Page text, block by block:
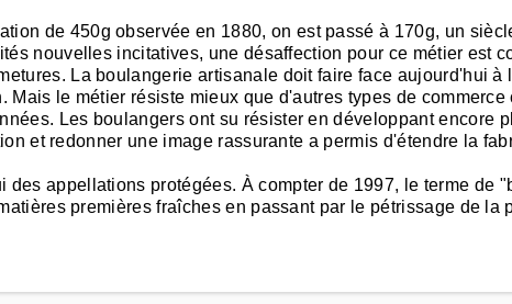
de 450g observée en 1880, on est passé à 170g, un
nouvelles incitatives, une désaffection pour ce métier est
La boulangerie artisanale doit faire face aujourd'hui
Mais le métier résiste mieux que d'autres types de
Les boulangers ont su résister en développant encore
et redonner une image rassurante a permis d'étendre la
des appellations protégées. À compter de 1997, le terme
premières fraîches en passant par le pétrissage de la